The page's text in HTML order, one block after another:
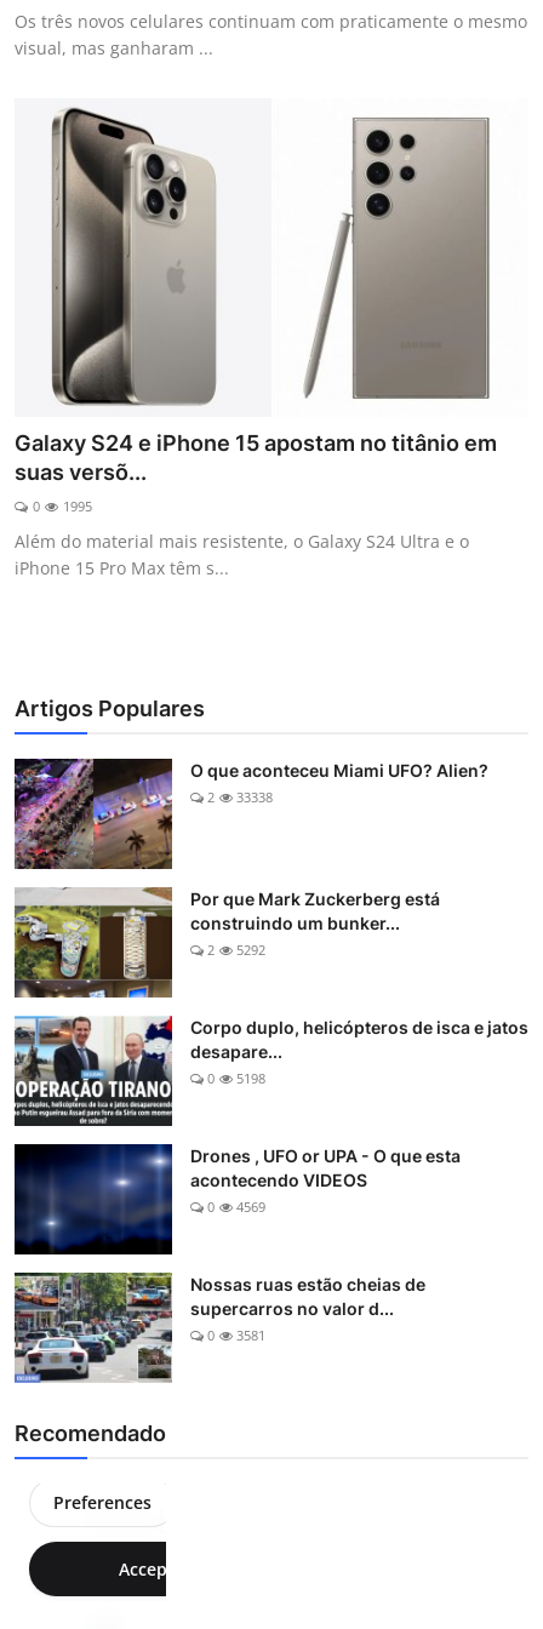
Os três novos celulares continuam com praticamente o mesmo
visual, mas ganharam ...
Galaxy S24 e iPhone 15 apostam no titânio em
suas versõ...
0 1995
Além do material mais resistente, o Galaxy S24 Ultra e o
iPhone 15 Pro Max têm s...
Artigos Populares
O que aconteceu Miami UFO? Alien?
2 33338
Por que Mark Zuckerberg está
construindo um bunker...
2 5292
Corpo duplo, helicópteros de isca e jatos
desapare...
0 5198
Drones , UFO or UPA - O que esta
acontecendo VIDEOS
0 4569
Nossas ruas estão cheias de
supercarros no valor d...
0 3581
Recomendado